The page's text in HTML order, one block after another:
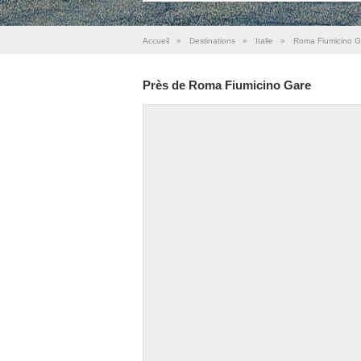
Accueil » Destinations » Italie » Roma Fiumicino
Près de Roma Fiumicino Gare